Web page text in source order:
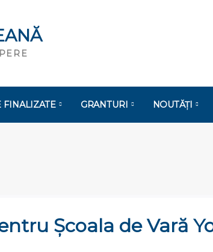
FINALIZATE GRANTURI NOUTĂȚI
Școala de Vară